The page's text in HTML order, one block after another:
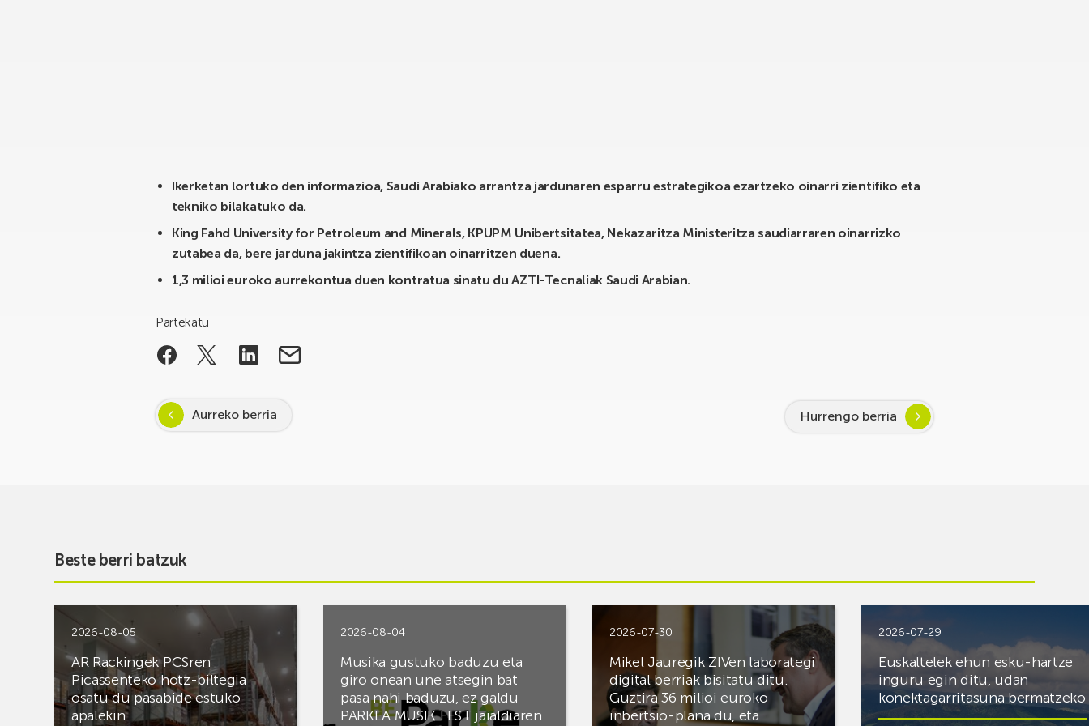
Ikerketan lortuko den informazioa, Saudi Arabiako arrantza jardunaren esparru estrategikoa ezartzeko oinarri zientifiko eta
tekniko bilakatuko da.
King Fahd University for Petroleum and Minerals, KPUPM Unibertsitatea, Nekazaritza Ministeritza saudiarraren oinarrizko
zutabea da, bere jarduna jakintza zientifikoan oinarritzen duena.
1,3 milioi euroko aurrekontua duen kontratua sinatu du AZTI-Tecnaliak Saudi Arabian.
Partekatu
Aurreko berria Hurrengo berria
Beste berri batzuk
2026-08-05
AR Rackingek PCSren
Picassenteko hotz-biltegia
osatu du pasabide estuko
apalekin
2026-08-04
Musika gustuko baduzu eta
giro onean une atsegin bat
pasa nahi baduzu, ez galdu
PARKEA MUSIK FEST jaialdiaren
2026-07-30
Mikel Jauregik ZIVen laborategi
digital berriak bisitatu ditu.
Guztira 36 milioi euroko
inbertsio-plana du, eta
2026-07-29
Euskaltelek ehun esku-hartze
inguru egin ditu, udan
konektagarritasuna bermatzeko